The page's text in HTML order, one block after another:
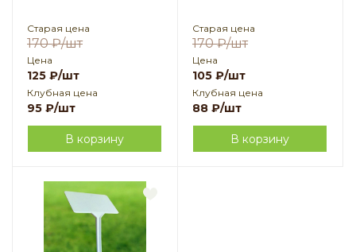
Старая цена
170₽/шт
Цена
125 ₽/шт
Клубная цена
95 ₽/шт
В корзину
Старая цена
170₽/шт
Цена
105 ₽/шт
Клубная цена
88 ₽/шт
В корзину